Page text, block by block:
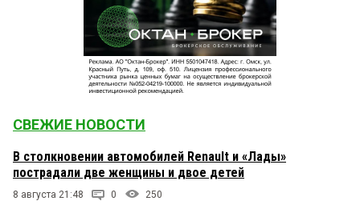
СВЕЖИЕ НОВОСТИ
В столкновении автомобилей Renault и «Лады»
пострадали две женщины и двое детей
8 августа 21:48 0 250